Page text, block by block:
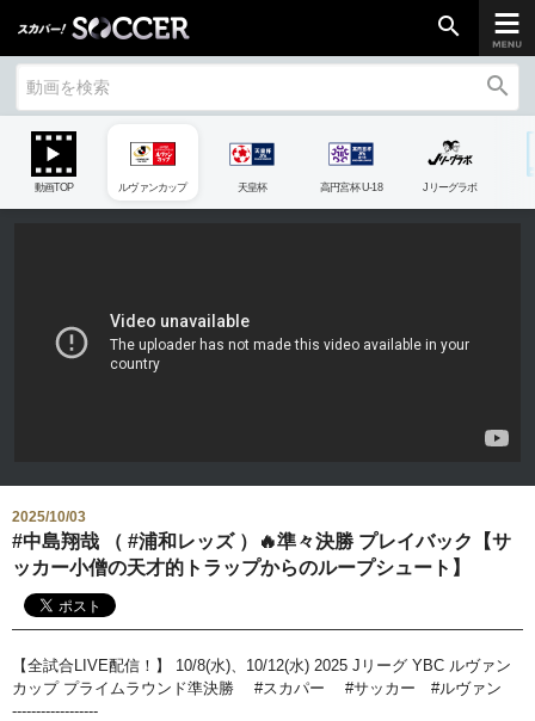
ご加入はこちら
UEFAカンファレンスリーグ
生中継／
おすすめ番組
Jリーグクラブ応援番組
search
search
動画TOP ルヴァンカップ 天皇杯 高円宮杯 U-18 Jリーグラボ
2025/10/03
#中島翔哉 （ #浦和レッズ ）🔥準々決勝 プレイバック【サ
ッカー小僧の天才的トラップからのループシュート】
【全試合LIVE配信！】 10/8(水)、10/12(水) 2025 Jリーグ YBC ルヴァン
カップ プライムラウンド準決勝 #スカパー #サッカー #ルヴァン
------------------